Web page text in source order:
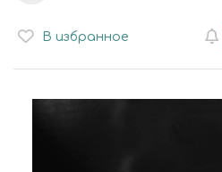
В избранное